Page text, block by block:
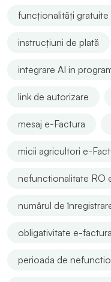
funcționalități gratuite
instrucțiuni de plată
integrare AI in
link de autorizare
mesaj e-Factura
micii agricultori e-
nefunctionalitate RO
numărul de
obligativitate e-factura
perioada de